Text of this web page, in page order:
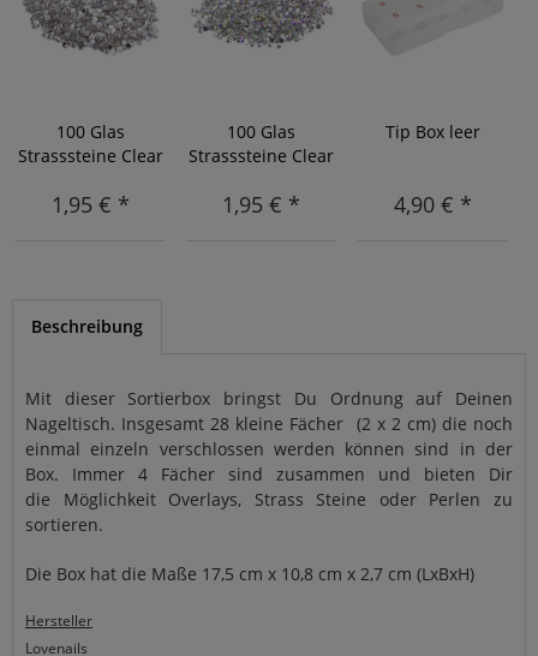
100 Glas
Strasssteine Clear
1,95 € *
100 Glas
Strasssteine Clear
1,95 € *
Tip Box leer
4,90 € *
Beschreibung
Mit dieser Sortierbox bringst Du Ordnung auf Deinen
Nageltisch. Insgesamt 28 kleine Fächer (2 x 2 cm) die noch
einmal einzeln verschlossen werden können sind in der
Box. Immer 4 Fächer sind zusammen und bieten Dir
die Möglichkeit Overlays, Strass Steine oder Perlen zu
sortieren.
Die Box hat die Maße 17,5 cm x 10,8 cm x 2,7 cm (LxBxH)
Hersteller
Lovenails